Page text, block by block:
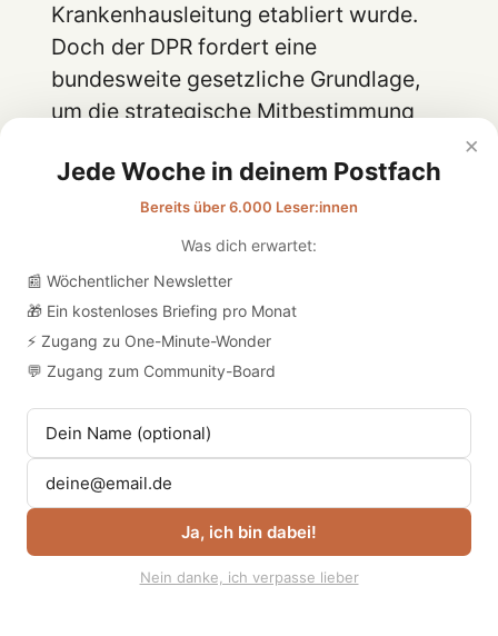
Krankenhausleitung etabliert wurde.
Doch der DPR fordert eine
bundesweite gesetzliche Grundlage,
um die strategische Mitbestimmung
×
Jede Woche in deinem Postfach
Bereits über 6.000 Leser:innen
Was dich erwartet:
📰 Wöchentlicher Newsletter
🎁 Ein kostenloses Briefing pro Monat
⚡ Zugang zu One-Minute-Wonder
💬 Zugang zum Community-Board
Ja, ich bin dabei!
Nein danke, ich verpasse lieber